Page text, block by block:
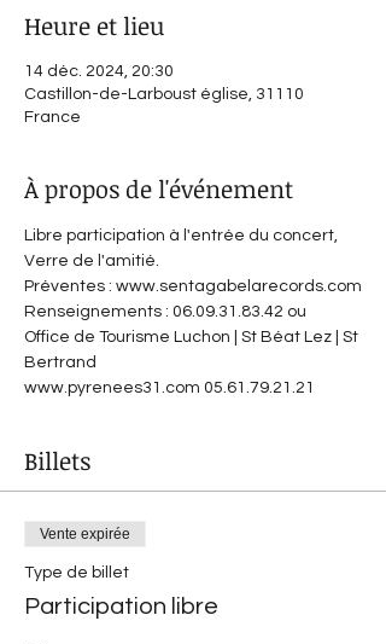
Heure et lieu
14 déc. 2024, 20:30
Castillon-de-Larboust église, 31110
France
À propos de l'événement
Libre participation à l'entrée du concert,
Verre de l'amitié.
Préventes : www.sentagabelarecords.com
Renseignements : 06.09.31.83.42 ou
Office de Tourisme Luchon | St Béat Lez | St
Bertrand
www.pyrenees31.com 05.61.79.21.21
Billets
Vente expirée
Type de billet
Participation libre